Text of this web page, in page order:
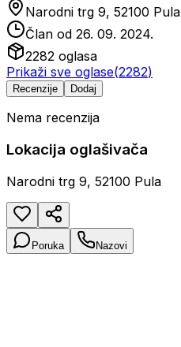
Narodni trg 9, 52100 Pula
Član od 26. 09. 2024.
2282 oglasa
Prikaži sve oglase(2282)
Recenzije Dodaj
Nema recenzija
Lokacija oglašivača
Narodni trg 9, 52100 Pula
Poruka Nazovi